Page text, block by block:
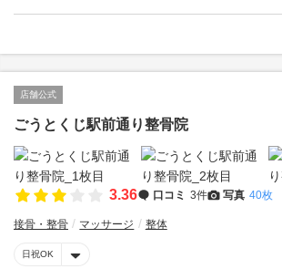
店舗公式
ごうとくじ駅前通り整骨院
3.36 口コミ 3件 写真 40枚
接骨・整骨 マッサージ 整体
日祝OK